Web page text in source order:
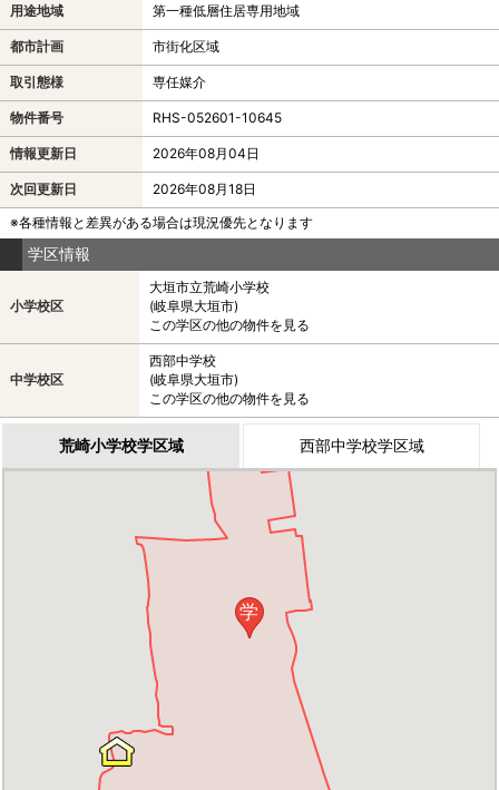
用途地域 第一種低層住居専用地域
都市計画 市街化区域
取引態様 専任媒介
物件番号 RHS-052601-10645
情報更新日 2026年08月04日
次回更新日
2026年08月18日
※各種情報と差異がある場合は現況優先となります
学区情報
小学校区
大垣市立荒崎小学校
(岐阜県大垣市)
この学区の他の物件を見る
中学校区
西部中学校
(岐阜県大垣市)
この学区の他の物件を見る
荒崎小学校学区域 西部中学校学区域
学